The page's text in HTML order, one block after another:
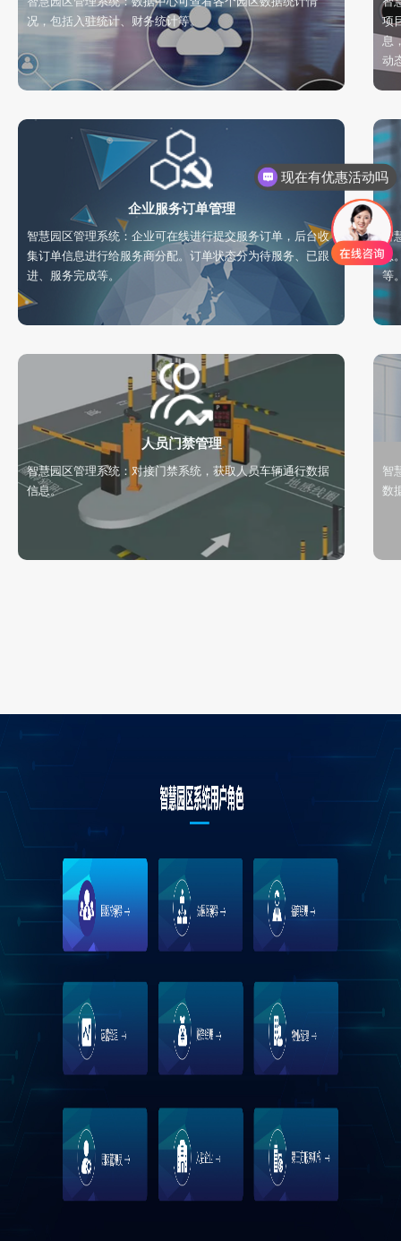
况，包括入驻统计、财务统计等。
项
息
动
企业服务订单管理
智慧园区管理系统：企业可在线进行提交服务订单，后台收
集订单信息进行给服务商分配。订单状态分为待服务、已跟
进、服务完成等。
息
等
人员门禁管理
智慧园区管理系统：对接门禁系统，获取人员车辆通行数据
信息。
智
数
现在有优惠活动吗